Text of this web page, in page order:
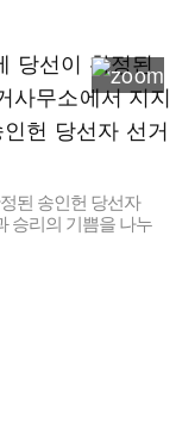
된 송인헌 당선자
승리의 기쁨을 나누